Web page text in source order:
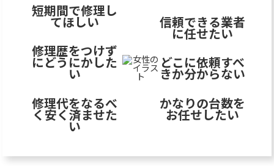
短期間で修理し
てほしい
修理歴をつけず
にどうにかした
い
修理代をなるべ
く安く済ませた
い
信頼できる業者
に任せたい
どこに依頼すべ
きか分からない
かなりの台数を
お任せしたい